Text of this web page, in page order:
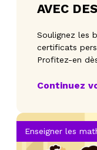
AVEC
Soulignez les
certificats
Profitez-en
Continuez
Enseigner les